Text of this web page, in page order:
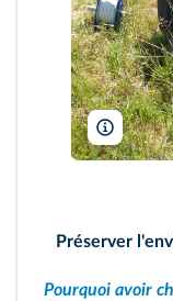
Nicolas
Préserver
Pourquoi avoir